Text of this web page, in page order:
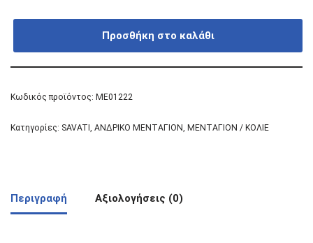
Προσθήκη στο καλάθι
Κωδικός προϊόντος: ME01222
Κατηγορίες: SAVATI ΑΝΔΡΙΚΟ ΜΕΝΤΑΓΙΟΝ ΜΕΝΤΑΓΙΟΝ / ΚΟΛΙΕ
Περιγραφή Αξιολογήσεις (0)